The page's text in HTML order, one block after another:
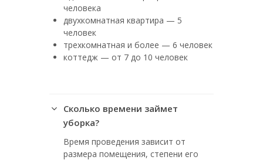
человека
двухкомнатная квартира — 5
человек
трехкомнатная и более — 6 человек
коттедж — от 7 до 10 человек
Сколько времени займет
уборка?
Время проведения зависит от
размера помещения, степени его